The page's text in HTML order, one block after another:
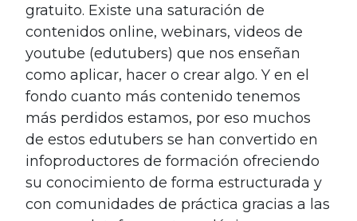
gratuito. Existe una saturación de
contenidos online, webinars, videos de
youtube (edutubers) que nos enseñan
como aplicar, hacer o crear algo. Y en el
fondo cuanto más contenido tenemos
más perdidos estamos, por eso muchos
de estos edutubers se han convertido en
infoproductores de formación ofreciendo
su conocimiento de forma estructurada y
con comunidades de práctica gracias a las